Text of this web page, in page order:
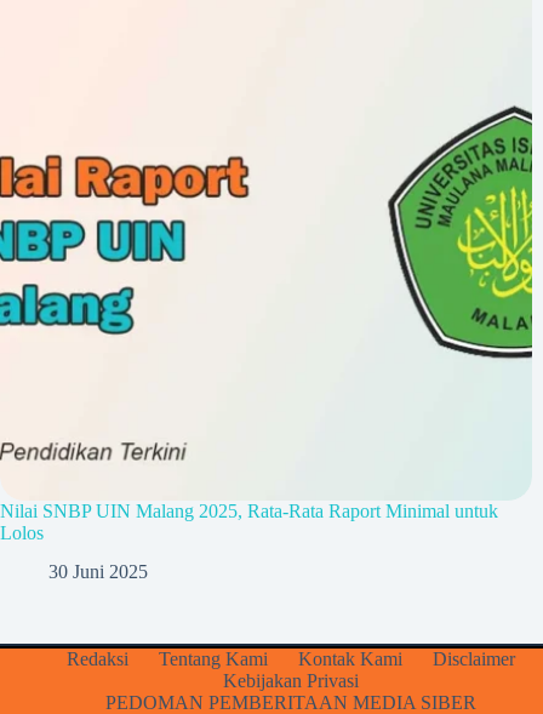
Nilai SNBP UIN Malang 2025, Rata-Rata Raport Minimal untuk
Lolos
30 Juni 2025
Redaksi Tentang Kami Kontak Kami
Disclaimer
Kebijakan Privasi
PEDOMAN PEMBERITAAN MEDIA SIBER